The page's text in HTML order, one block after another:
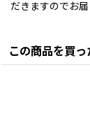
だきますのでお
この商品を買